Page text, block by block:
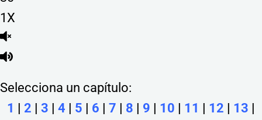
1X
Selecciona un capítulo:
1 | 2 | 3 | 4 | 5 | 6 | 7 | 8 | 9 | 10 | 11 | 12 | 13 |